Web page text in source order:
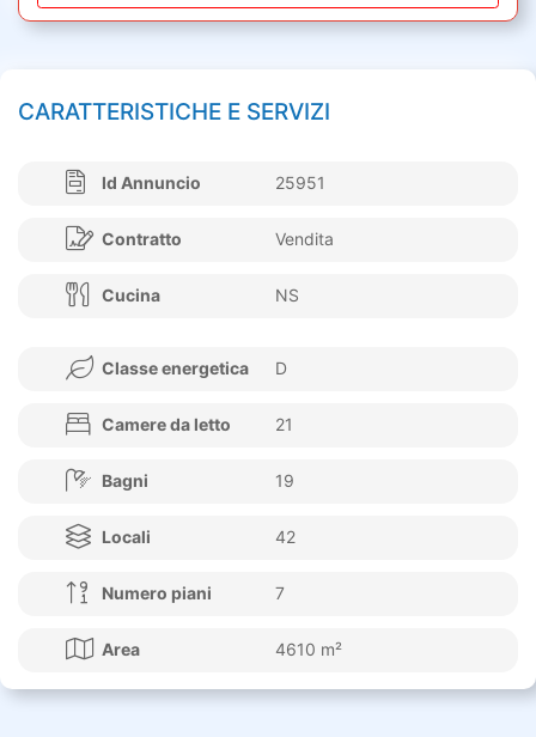
CARATTERISTICHE E SERVIZI
Id Annuncio 25951
Contratto Vendita
Cucina NS
Classe energetica D
Camere da letto 21
Bagni 19
Locali 42
Numero piani 7
Area 4610 m²